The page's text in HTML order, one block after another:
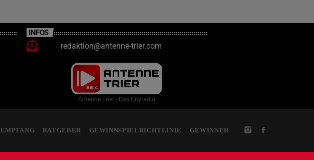
INFOS
redaktion@antenne-trier.com
Antenne Trier - Das Cityradio
EMPFANG RATGEBER GEWINNSPIELRICHTLINIE GEWINNER